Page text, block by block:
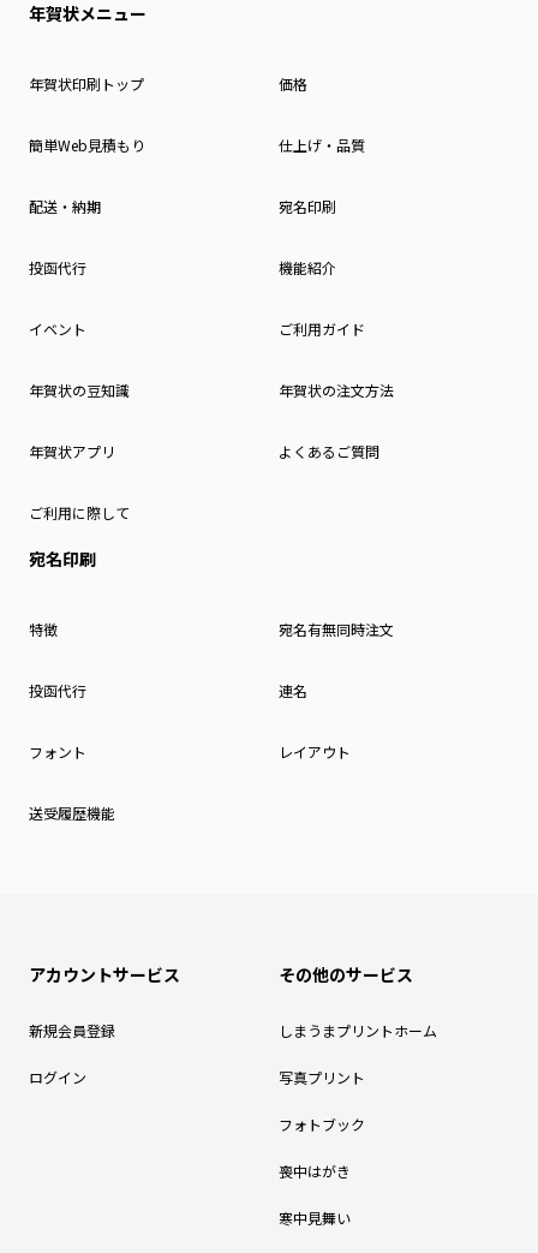
年賀状メニュー
年賀状印刷トップ 価格
簡単Web見積もり 仕上げ・品質
配送・納期 宛名印刷
投函代行 機能紹介
イベント ご利用ガイド
年賀状の豆知識 年賀状の注文方法
年賀状アプリ よくあるご質問
ご利用に際して
宛名印刷
特徴 宛名有無同時注文
投函代行 連名
フォント レイアウト
送受履歴機能
アカウントサービス
新規会員登録
ログイン
その他のサービス
しまうまプリントホーム
写真プリント
フォトブック
喪中はがき
寒中見舞い